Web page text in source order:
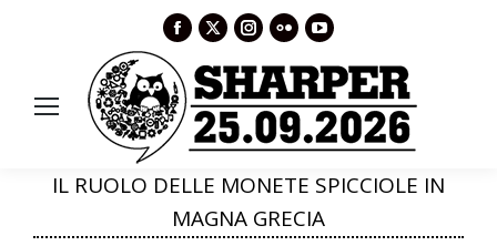
Facebook
opens
in
new
X
opens
in
new
Instagram
opens
in
new
Flickr
opens
in
new
YouTube
opens
in
new
IL RUOLO DELLE MONETE SPICCIOLE IN
MAGNA GRECIA